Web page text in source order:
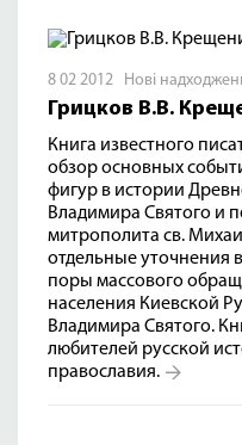
8 02 2012 Нові
Грицков В.В.
Книга известного
обзор основных
фигур в истории
Владимира Святого и
митрополита св.
отдельные уточнения
поры массового
населения Киевской
Владимира Святого.
любителей русской
православия.